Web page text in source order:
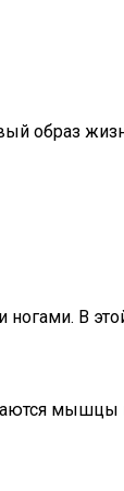
образ
В